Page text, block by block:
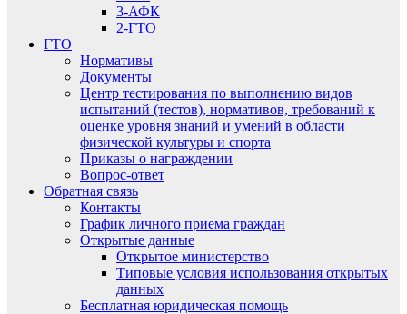
3-АФК
2-ГТО
ГТО
Нормативы
Документы
Центр тестирования по выполнению видов
испытаний (тестов), нормативов, требований к
оценке уровня знаний и умений в области
физической культуры и спорта
Приказы о награждении
Вопрос-ответ
Обратная связь
Контакты
График личного приема граждан
Открытые данные
Открытое министерство
Типовые условия использования открытых
данных
Бесплатная юридическая помощь